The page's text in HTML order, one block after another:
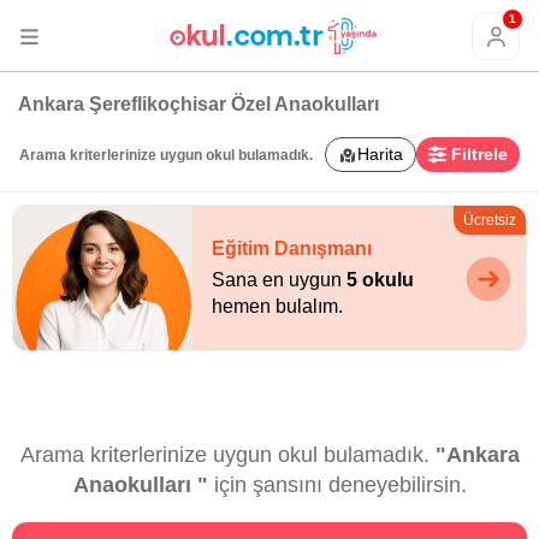
1
Ankara Şereflikoçhisar Özel Anaokulları
Arama kriterlerinize uygun okul bulamadık. Harita Filtrele
Ücretsiz
Eğitim Danışmanı
Sana en uygun5 okulu
hemen bulalım.
Arama kriterlerinize uygun okul bulamadık. "Ankara
Anaokulları " için şansını deneyebilirsin.